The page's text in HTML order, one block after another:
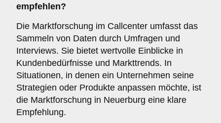
empfehlen?
Die Marktforschung im Callcenter umfasst das
Sammeln von Daten durch Umfragen und
Interviews. Sie bietet wertvolle Einblicke in
Kundenbedürfnisse und Markttrends. In
Situationen, in denen ein Unternehmen seine
Strategien oder Produkte anpassen möchte, ist
die Marktforschung in Neuerburg eine klare
Empfehlung.